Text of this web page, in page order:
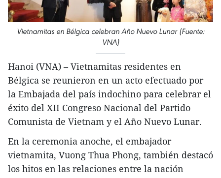
Vietnamitas en Bélgica celebran Año Nuevo Lunar (Fuente:
VNA)
Hanoi (VNA) – Vietnamitas residentes en
Bélgica se reunieron en un acto efectuado por
la Embajada del país indochino para celebrar el
éxito del XII Congreso Nacional del Partido
Comunista de Vietnam y el Año Nuevo Lunar.
En la ceremonia anoche, el embajador
vietnamita, Vuong Thua Phong, también destacó
los hitos en las relaciones entre la nación